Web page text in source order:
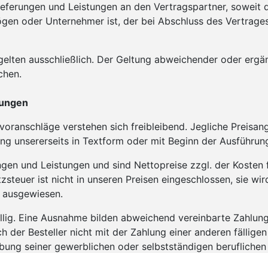
und Leistungen an den Vertragspartner, soweit
oder Unternehmer ist, der bei Abschluss des
ausschließlich. Der Geltung abweichender oder
verstehen sich freibleibend. Jegliche
unsererseits in Textform oder mit Beginn der
und Leistungen und sind Nettopreise zzgl. der
ist nicht in unseren Preisen eingeschlossen, sie
Eine Ausnahme bilden abweichend vereinbarte
der Besteller nicht mit der Zahlung einer anderen
seiner gewerblichen oder selbstständigen